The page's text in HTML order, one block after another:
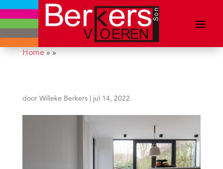
Home» »
door Willeke Berkers| jul 14, 2022